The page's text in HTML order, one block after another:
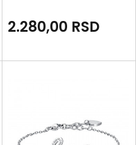
2.280,00 RSD